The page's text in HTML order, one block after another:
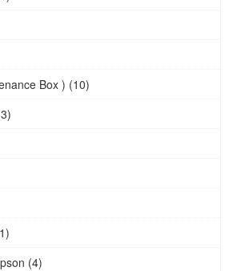
Box ) (10)
(4)